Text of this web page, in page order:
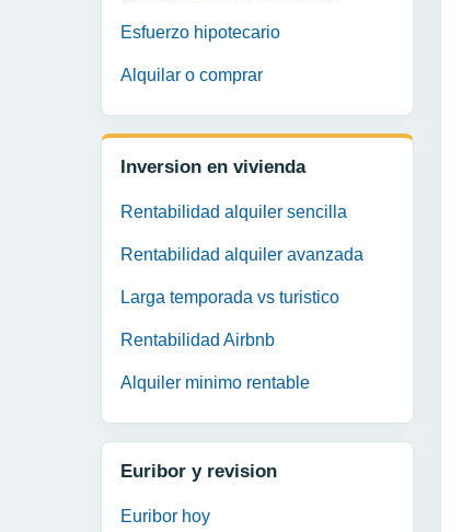
Esfuerzo hipotecario
Alquilar o comprar
Inversion en vivienda
Rentabilidad alquiler sencilla
Rentabilidad alquiler avanzada
Larga temporada vs turistico
Rentabilidad Airbnb
Alquiler minimo rentable
Euribor y revision
Euribor hoy